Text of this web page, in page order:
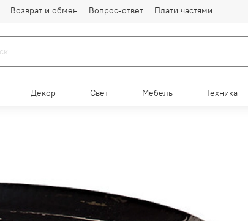
Возврат и обмен Вопрос-ответ Плати частями
Декор Свет Мебель Техника